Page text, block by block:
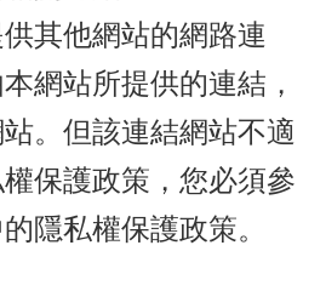
其他網站的網路連
網站所提供的連結，
。但該連結網站不適
保護政策，您必須參
隱私權保護政策。